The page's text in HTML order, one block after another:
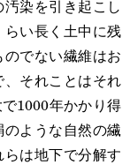
染を引き起こし
い長く土中に残
でない繊維はお
それことはそれ
1000年かかり得
ような自然の繊
は地下で分解す